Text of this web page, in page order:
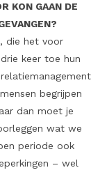
KON GAAN DE
die het voor
keer toe hun
begrijpen
dan moet je
wat we
periode ook
– wel